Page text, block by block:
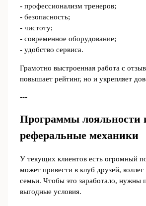
- профессионализм тренеров;
- безопасность;
- чистоту;
- современное оборудование;
- удобство сервиса.
Грамотно выстроенная работа с
повышает рейтинг, но и укрепляет
---
Программы лояльности
реферальные механики
У текущих клиентов есть огромный
может привести в клуб друзей, коллег
семьи. Чтобы это заработало, нужны
выгодные условия.